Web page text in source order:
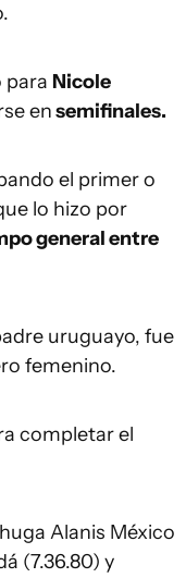
para Nicole
ensemifinales.
el primer o
lo hizo por
general entre
uruguayo, fue
femenino.
completar el
Alanis México
(7.36.80) y